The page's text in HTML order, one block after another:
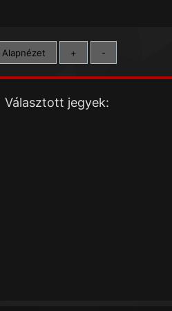
Alapnézet + -
Választott jegyek: